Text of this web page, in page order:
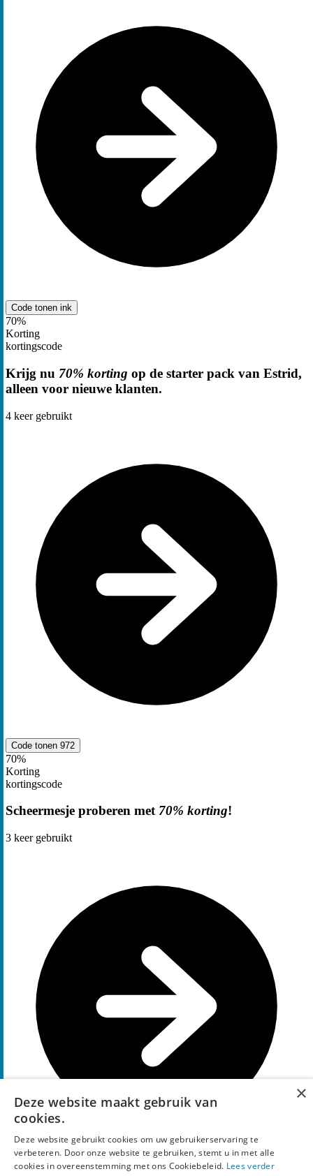
Code tonen ink
70%
Korting
kortingscode
Krijg nu 70% korting op de starter pack van Estrid,
alleen voor nieuwe klanten.
4 keer gebruikt
Code tonen 972
70%
Korting
kortingscode
Scheermesje proberen met 70% korting!
3 keer gebruikt
Code tonenoff
×
Deze website maakt gebruik van
cookies.
Deze website gebruikt cookies om uw gebruikerservaring te
verbeteren. Door onze website te gebruiken, stemt u in met alle
cookies in overeenstemming met ons Cookiebeleid. Lees verder